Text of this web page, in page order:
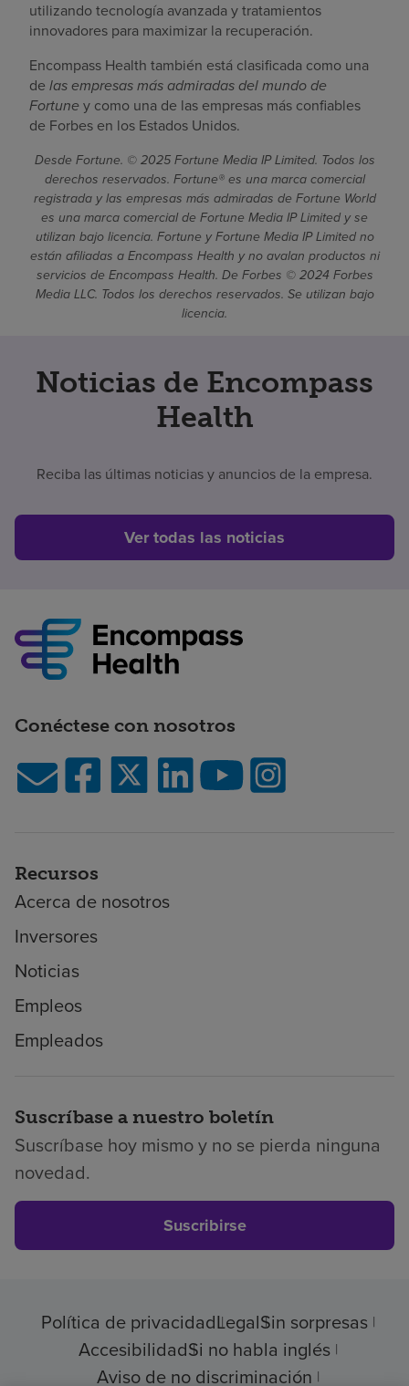
utilizando tecnología avanzada y tratamientos
innovadores para maximizar la recuperación.
Encompass Health también está clasificada como una
de las empresas más admiradas del mundo de
Fortune y como una de las empresas más confiables
de Forbes en los Estados Unidos.
Desde Fortune. © 2025 Fortune Media IP Limited. Todos los
derechos reservados. Fortune® es una marca comercial
registrada y las empresas más admiradas de Fortune World
es una marca comercial de Fortune Media IP Limited y se
utilizan bajo licencia. Fortune y Fortune Media IP Limited no
están afiliadas a Encompass Health y no avalan productos ni
servicios de Encompass Health. De Forbes © 2024 Forbes
Media LLC. Todos los derechos reservados. Se utilizan bajo
licencia.
Noticias de Encompass
Health
Reciba las últimas noticias y anuncios de la empresa.
Ver todas las noticias
Conéctese con nosotros
Recursos
Acerca de nosotros
Inversores
Noticias
Empleos
Empleados
Suscríbase a nuestro boletín
Suscríbase hoy mismo y no se pierda ninguna
novedad.
Suscribirse
Política de privacidadLegalSin sorpresas
AccesibilidadSi no habla inglés
Aviso de no discriminación